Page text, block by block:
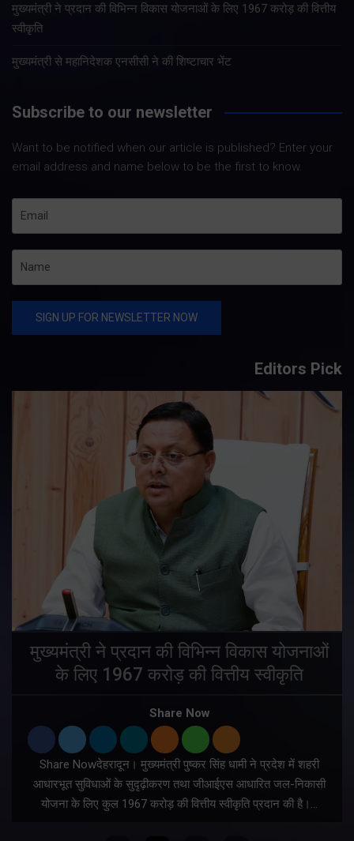
मुख्यमंत्री ने प्रदान की विभिन्न विकास योजनाओं के लिए 1967 करोड़ की वित्तीय
स्वीकृति
मुख्यमंत्री से महानिदेशक एनसीसी ने की शिष्टाचार भेंट
Subscribe to our newsletter
Want to be notified when our article is published? Enter your
email address and name below to be the first to know.
Editors Pick
मुख्यमंत्री ने प्रदान की विभिन्न विकास योजनाओं
के लिए 1967 करोड़ की वित्तीय स्वीकृति
Share Now
Share Nowदेहरादून। मुख्यमंत्री पुष्कर सिंह धामी ने प्रदेश में शहरी
आधारभूत सुविधाओं के सुदृढ़ीकरण तथा जीआईएस आधारित जल-निकासी
योजना के लिए कुल 1967 करोड़ की वित्तीय स्वीकृति प्रदान की है।…